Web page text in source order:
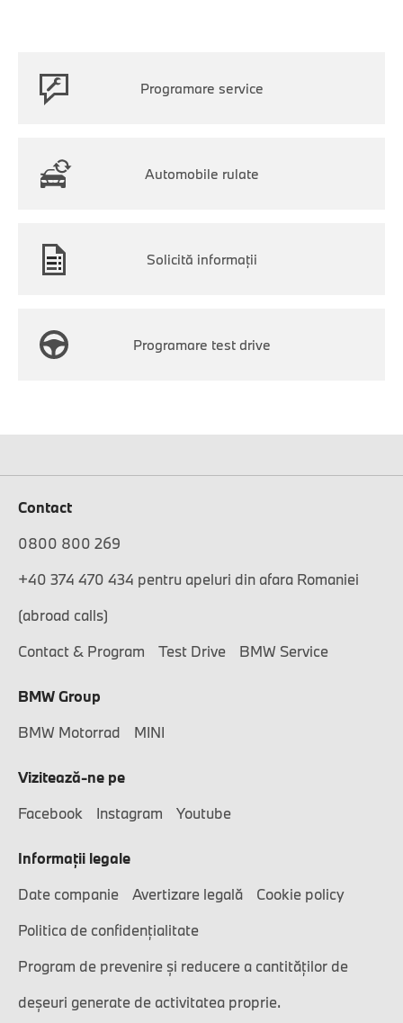
Programare service
Automobile rulate
Solicită informaţii
Programare test drive
Contact
0800 800 269
+40 374 470 434 pentru apeluri din afara Romaniei
(abroad calls)
Contact & Program
Test Drive BMW Service
BMW Group
BMW Motorrad
MINI
Vizitează-ne pe
Facebook
Instagram Youtube
Informaţii legale
Date companie
Avertizare legală
Cookie policy
Politica de confidențialitate
Program de prevenire și reducere a cantităților de
deșeuri generate de activitatea proprie.